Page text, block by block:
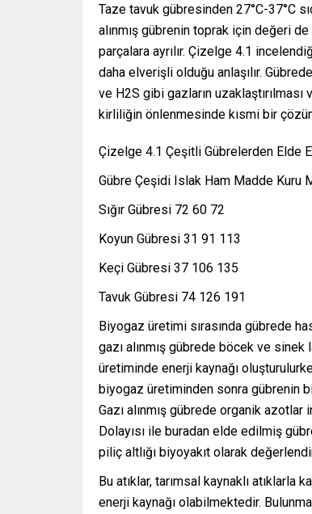
Taze tavuk gübresinden 27°C-37°C
alınmış gübrenin toprak için değeri
parçalara ayrılır. Çizelge 4.1
daha elverişli olduğu anlaşılır.
ve H2S gibi gazların
kirliliğin önlenmesinde kısmi bir
Çizelge 4.1 Çeşitli Gübrelerden Elde
Gübre Çeşidi Islak Ham Madde Kuru
Sığır Gübresi 72 60 72
Koyun Gübresi 31 91 113
Keçi Gübresi 37 106 135
Tavuk Gübresi 74 126 191
Biyogaz üretimi sırasında gübrede
gazı alınmış gübrede böcek ve
üretiminde enerji kaynağı
biyogaz üretiminden sonra gübrenin
Gazı alınmış gübrede organik
Dolayısı ile buradan elde edilmiş
piliç altlığı biyoyakıt olarak
Bu atıklar, tarımsal kaynaklı atıklarla
enerji kaynağı olabilmektedir.